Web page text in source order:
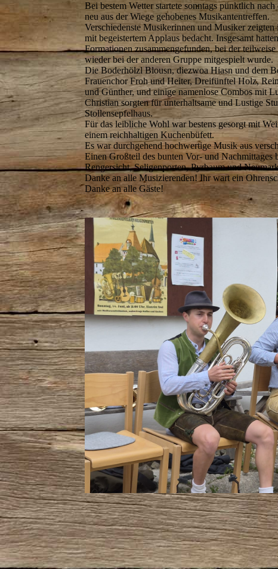
Bei bestem Wetter startete sonntags pünktlich
neu aus der Wiege gehobenes Musikantentreffen.
Verschiedenste Musikerinnen und Musiker
mit begeistertem Applaus bedacht. Insgesamt
Formationen zusammengefunden, bei der
wieder bei der anderen Gruppe mitgespielt wurde.
Die Boderhölzl Blousn, diezwoa Hiasn und dem
Frauenchor Froh und Heiter, Dreifünftel Holz,
und Günther, und einige namenlose Combos mit
Christian sorgten für unterhaltsame und Lustige
Stollensepfelhaus.
Für das leibliche Wohl war bestens gesorgt mit
einem reichhaltigen Kuchenbüfett.
Es war durchgehend hochwertige Musik aus
Einen Großteil des bunten Vor- und Nachmittages
Rengersicht, Seligenporten, Pyrbaum und
Danke an alle Musizierenden! Ihr wart ein
Danke an alle Gäste!